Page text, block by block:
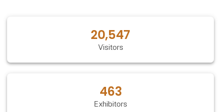
20,547
Visitors
463
Exhibitors